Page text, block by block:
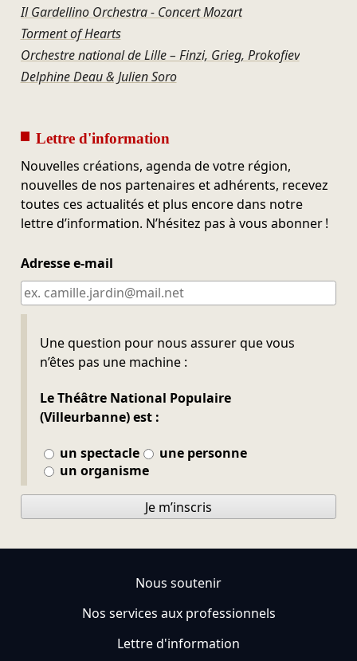
Il Gardellino Orchestra - Concert Mozart
Torment of Hearts
Orchestre national de Lille – Finzi, Grieg, Prokofiev
Delphine Deau & Julien Soro
Lettre d'information
Nouvelles créations, agenda de votre région,
nouvelles de nos partenaires et adhérents, recevez
toutes ces actualités et plus encore dans notre
lettre d’information. N’hésitez pas à vous abonner !
Adresse e-mail
Une question pour nous assurer que vous
n’êtes pas une machine :
Le Théâtre National Populaire
(Villeurbanne) est :
un spectacle
une personne
un organisme
Ne pas remplir
Je m’inscris
Nous soutenir
Nos services aux professionnels
Lettre d'information